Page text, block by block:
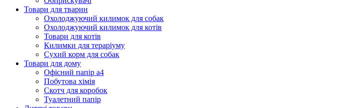
Товари для тварин
Охолоджуючий килимок для собак
Охолоджуючий килимок для котів
Товари для котів
Килимки для тераріуму
Сухий корм для собак
Товари для дому
Офісний папір а4
Побутова хімія
Скотч для коробок
Туалетний папір